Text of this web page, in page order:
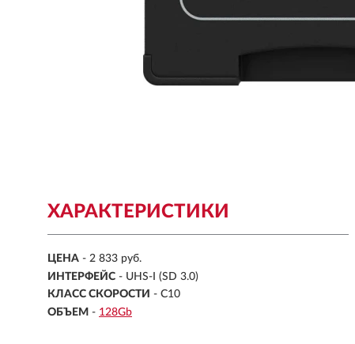
ХАРАКТЕРИСТИКИ
ЦЕНА - 2 833 руб.
ИНТЕРФЕЙС - UHS-I (SD 3.0)
КЛАСС СКОРОСТИ - C10
ОБЪЕМ - 128Gb